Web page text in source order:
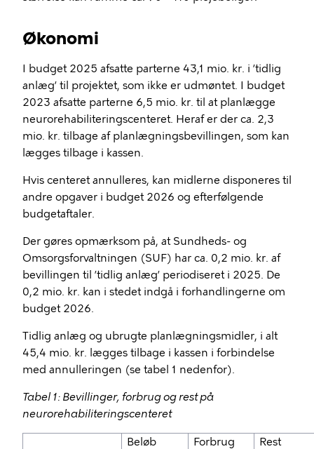
Økonomi
I budget 2025 afsatte parterne 43,1 mio. kr. i ’tidlig
anlæg’ til projektet, som ikke er udmøntet. I budget
2023 afsatte parterne 6,5 mio. kr. til at planlægge
neurorehabiliteringscenteret. Heraf er der ca. 2,3
mio. kr. tilbage af planlægningsbevillingen, som kan
lægges tilbage i kassen.
Hvis centeret annulleres, kan midlerne disponeres til
andre opgaver i budget 2026 og efterfølgende
budgetaftaler.
Der gøres opmærksom på, at Sundheds- og
Omsorgsforvaltningen (SUF) har ca. 0,2 mio. kr. af
bevillingen til ’tidlig anlæg’ periodiseret i 2025. De
0,2 mio. kr. kan i stedet indgå i forhandlingerne om
budget 2026.
Tidlig anlæg og ubrugte planlægningsmidler, i alt
45,4 mio. kr. lægges tilbage i kassen i forbindelse
med annulleringen (se tabel 1 nedenfor).
Tabel 1: Bevillinger, forbrug og rest på
neurorehabiliteringscenteret
Beløb Forbrug Rest